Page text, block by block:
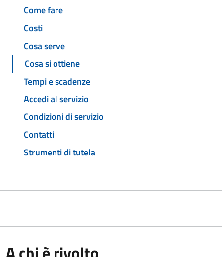
Come fare
Costi
Cosa serve
Cosa si ottiene
Tempi e scadenze
Accedi al servizio
Condizioni di servizio
Contatti
Strumenti di tutela